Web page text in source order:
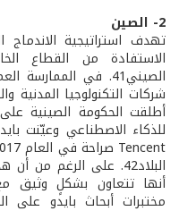
2- الصين
تهدف استراتيجية
الاستفادة من القطاع
الصيني41. في
شركات التكنولوجيا
أطلقت الحكومة الصينية
البلاد42. على الرغم
أنها تتعاون بشكلٍ وثيق
مختبرات أبحاث بايدو على